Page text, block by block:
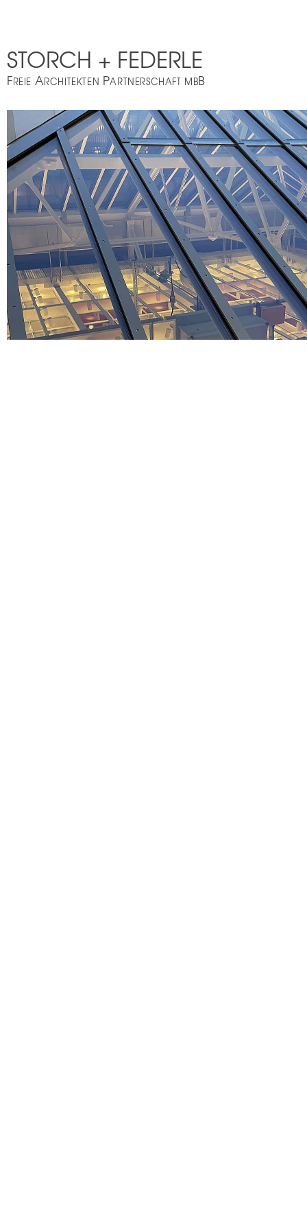
STORCH + FEDERLE
FREIE ARCHITEKTEN PARTNERSCHAFT MBB